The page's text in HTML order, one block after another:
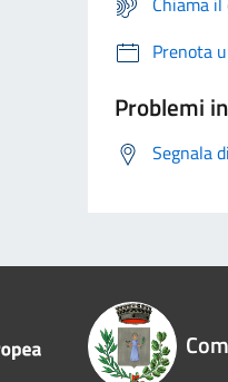
Prenota
Problemi
Segnala